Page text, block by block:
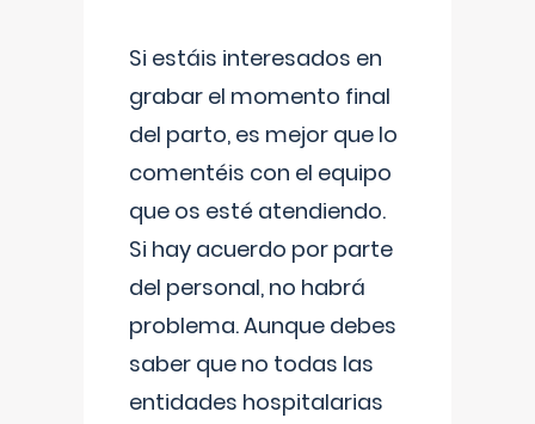
Si estáis interesados en
grabar el momento final
del parto, es mejor que lo
comentéis con el equipo
que os esté atendiendo.
Si hay acuerdo por parte
del personal, no habrá
problema. Aunque debes
saber que no todas las
entidades hospitalarias